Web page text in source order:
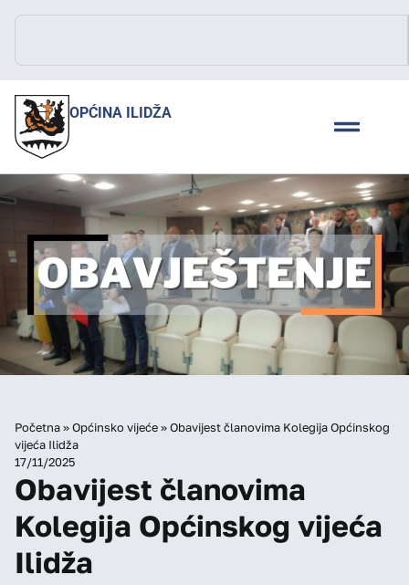
OPĆINA ILIDŽA
Početna»Općinsko vijeće»Obavijest članovima Kolegija Općinskog
vijeća Ilidža
17/11/2025
Obavijest članovima
Kolegija Općinskog vijeća
Ilidža